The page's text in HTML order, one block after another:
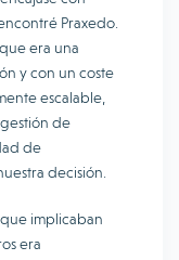
Praxedo.
era una
y con un coste
escalable,
de
de
decisión.
implicaban
era